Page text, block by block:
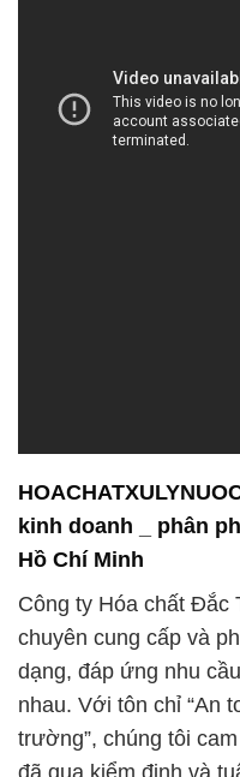
kinh doanh _ phân
Hồ Chí Minh
Công ty Hóa chất Đắc
chuyên cung cấp và
dạng, đáp ứng nhu
nhau. Với tôn chỉ “An
trường”, chúng tôi
đã qua kiểm định và